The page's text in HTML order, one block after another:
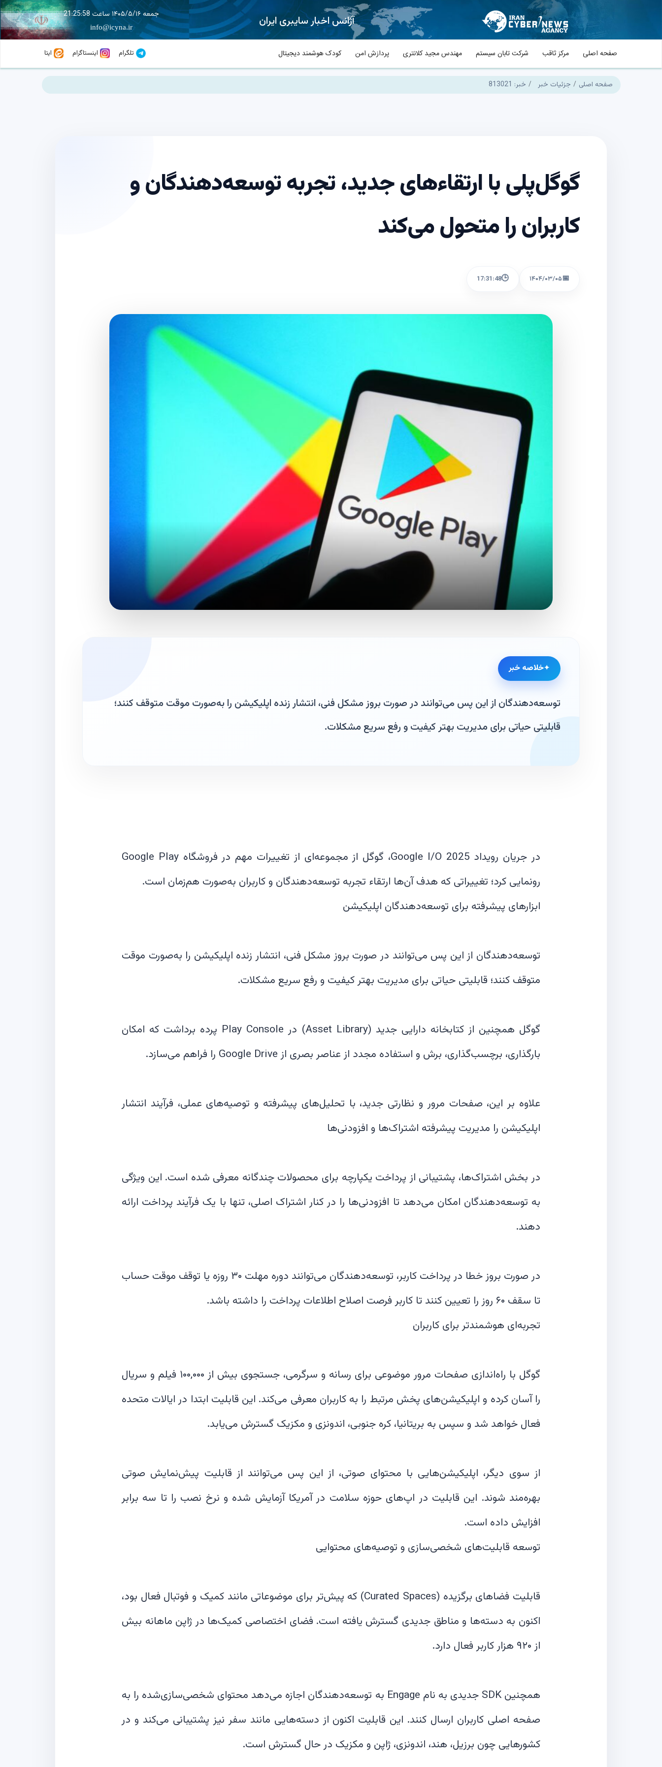
آژانس اخبار سایبری ایران جمعه ۱۴۰۵/۵/۱۶ ساعت 21:25:59
info@icyna.ir
تلگرام اینستاگرام ایتا صفحه اصلی مرکز ثاقب شرکت تابان سیستم مهندس مجید کلانتری پردازش امن کودک هوشمند دیجیتال
صفحه اصلی جزئیات خبر خبر: 813021
گوگل‌پلی با ارتقاءهای جدید، تجربه توسعه‌دهندگان و
کاربران را متحول می‌کند
📅۱۴۰۴/۰۳/۰۵ 🕒
17:31:48
خلاصه خبر
توسعه‌دهندگان از این پس می‌توانند در صورت بروز مشکل فنی، انتشار زنده اپلیکیشن را به‌صورت موقت متوقف کنند؛
قابلیتی حیاتی برای مدیریت بهتر کیفیت و رفع سریع مشکلات.
در جریان رویداد Google I/O 2025، گوگل از مجموعه‌ای از تغییرات مهم در فروشگاه Google Play
توسعه‌دهندگان از این پس می‌توانند در صورت بروز مشکل فنی، انتشار زنده اپلیکیشن را به‌صورت موقت
گوگل همچنین از کتابخانه دارایی جدید (Asset Library) در Play Console پرده برداشت که امکان
علاوه بر این، صفحات مرور و نظارتی جدید، با تحلیل‌های پیشرفته و توصیه‌های عملی، فرآیند انتشار
در بخش اشتراک‌ها، پشتیبانی از پرداخت یکپارچه برای محصولات چندگانه معرفی شده است. این ویژگی
به توسعه‌دهندگان امکان می‌دهد تا افزودنی‌ها را در کنار اشتراک اصلی، تنها با یک فرآیند پرداخت ارائه
در صورت بروز خطا در پرداخت کاربر، توسعه‌دهندگان می‌توانند دوره مهلت ۳۰ روزه یا توقف موقت حساب
گوگل با راه‌اندازی صفحات مرور موضوعی برای رسانه و سرگرمی، جستجوی بیش از ۱۰۰,۰۰۰ فیلم و سریال
را آسان کرده و اپلیکیشن‌های پخش مرتبط را به کاربران معرفی می‌کند. این قابلیت ابتدا در ایالات متحده
از سوی دیگر، اپلیکیشن‌هایی با محتوای صوتی، از این پس می‌توانند از قابلیت پیش‌نمایش صوتی
بهره‌مند شوند. این قابلیت در اپ‌های حوزه سلامت در آمریکا آزمایش شده و نرخ نصب را تا سه برابر
قابلیت فضاهای برگزیده (Curated Spaces) که پیش‌تر برای موضوعاتی مانند کمیک و فوتبال فعال بود،
اکنون به دسته‌ها و مناطق جدیدی گسترش یافته است. فضای اختصاصی کمیک‌ها در ژاپن ماهانه بیش
همچنین SDK جدیدی به نام Engage به توسعه‌دهندگان اجازه می‌دهد محتوای شخصی‌سازی‌شده را به
صفحه اصلی کاربران ارسال کنند. این قابلیت اکنون از دسته‌هایی مانند سفر نیز پشتیبانی می‌کند و در